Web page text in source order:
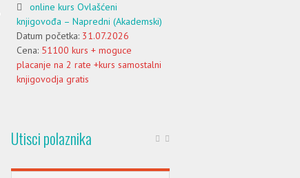
online kurs Ovlašćeni
knjigovođa – Napredni (Akademski)
Datum početka: 31.07.2026
Cena: 51100 kurs + moguce
placanje na 2 rate +kurs samostalni
knjigovodja gratis
Utisci polaznika